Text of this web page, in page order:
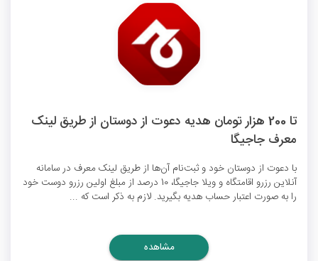
تا 200 هزار تومان هدیه دعوت از دوستان از طریق لینک
معرف جاجیگا
با دعوت از دوستان خود و ثبت‌نام آن‌ها از طریق لینک معرف در سامانه
آنلاین رزرو اقامتگاه و ویلا جاجیگا، 10 درصد از مبلغ اولین رزرو دوست خود
را به صورت اعتبار حساب هدیه بگیرید. لازم به ذکر است که ...
مشاهده